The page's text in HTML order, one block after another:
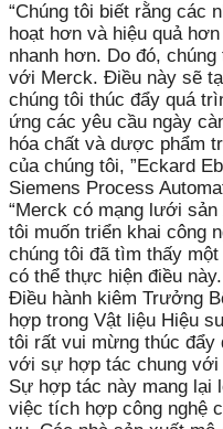
“Chúng tôi biết rằng các
hoạt hơn và hiệu quả
nhanh hơn. Do đó,
với Merck. Điều này sẽ
chúng tôi thúc đẩy quá
ứng các yêu cầu ngày
hóa chất và dược phẩm
của chúng tôi, ”Eckard
Siemens Process
“Merck có mạng lưới
tôi muốn triển khai công
chúng tôi đã tìm thấy
có thể thực hiện điều
Điều hành kiêm Trưởng
hợp trong Vật liệu Hiệu
tôi rất vui mừng thúc đẩy
với sự hợp tác chung với
Sự hợp tác này mang lại
việc tích hợp công nghệ